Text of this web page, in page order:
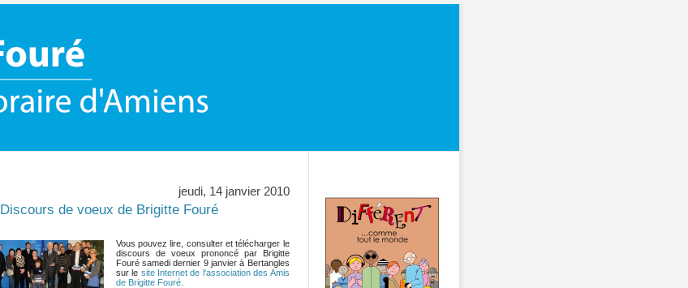
jeudi, 14 janvier 2010
Discours de voeux de Brigitte Fouré
Vous pouvez lire, consulter et télécharger le
discours de voeux prononcé par Brigitte
Fouré samedi dernier 9 janvier à Bertangles
sur le site Internet de l'association des Amis
de Brigitte Fouré.